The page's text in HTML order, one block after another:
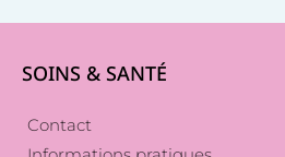
SOINS & SANTÉ
Contact